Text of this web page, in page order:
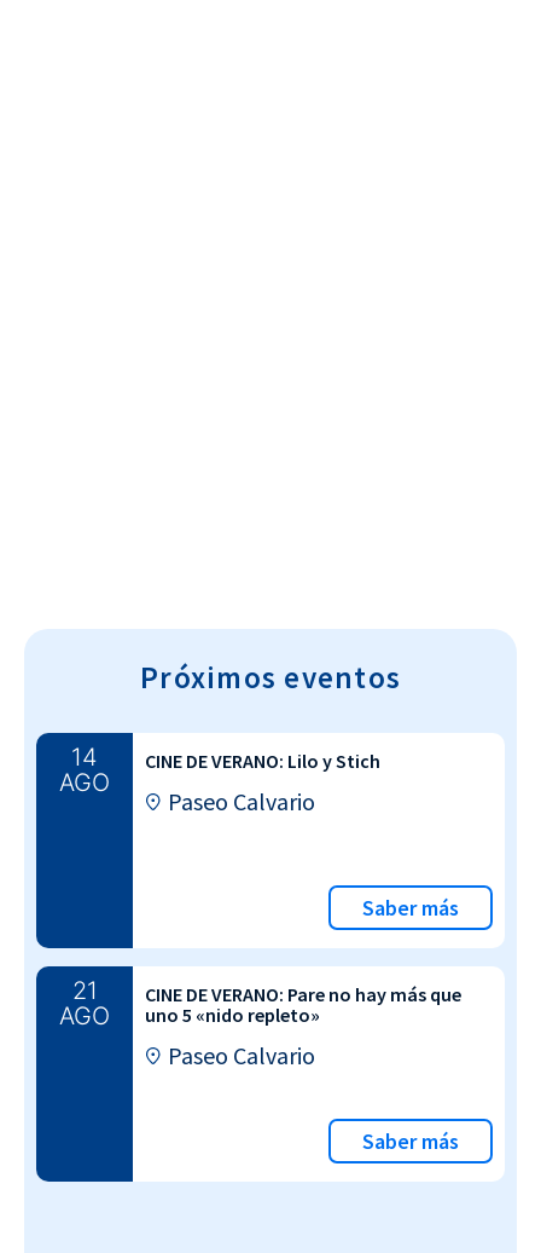
Próximos eventos
14
AGO
CINE DE VERANO: Lilo y Stich
Paseo Calvario
Saber más
21
AGO
CINE DE VERANO: Pare no hay más que
uno 5 «nido repleto»
Paseo Calvario
Saber más